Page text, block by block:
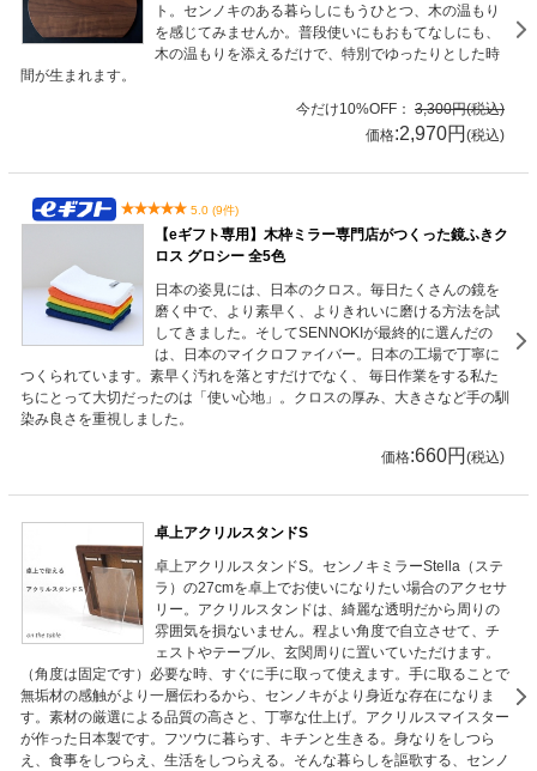
ト。センノキのある暮らしにもうひとつ、木の温もり
を感じてみませんか。普段使いにもおもてなしにも、
木の温もりを添えるだけで、特別でゆったりとした時
間が生まれます。
今だけ10%OFF： 3,300円(税込)
価格:2,970円 (税込)
5.0 (9件)
【eギフト専用】木枠ミラー専門店がつくった鏡ふきク
ロス グロシー 全5色
日本の姿見には、日本のクロス。毎日たくさんの鏡を
磨く中で、より素早く、よりきれいに磨ける方法を試
してきました。そしてSENNOKIが最終的に選んだの
は、日本のマイクロファイバー。日本の工場で丁寧に
つくられています。素早く汚れを落とすだけでなく、 毎日作業をする私た
ちにとって大切だったのは「使い心地」。クロスの厚み、大きさなど手の馴
染み良さを重視しました。
価格:660円 (税込)
卓上アクリルスタンドS
卓上アクリルスタンドS。センノキミラーStella（ステ
ラ）の27cmを卓上でお使いになりたい場合のアクセサ
リー。アクリルスタンドは、綺麗な透明だから周りの
雰囲気を損ないません。程よい角度で自立させて、チ
ェストやテーブル、玄関周りに置いていただけます。
（角度は固定です）必要な時、すぐに手に取って使えます。手に取ることで
無垢材の感触がより一層伝わるから、センノキがより身近な存在になりま
す。素材の厳選による品質の高さと、丁寧な仕上げ。アクリルスマイスター
が作った日本製です。フツウに暮らす、キチンと生きる。身なりをしつら
え、食事をしつらえ、生活をしつらえる。そんな暮らしを謳歌する、センノ